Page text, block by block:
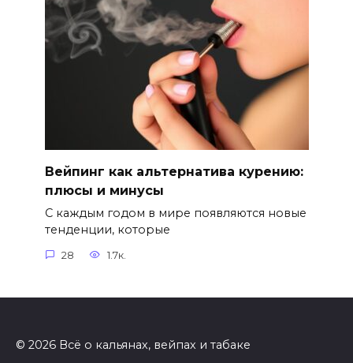
Вейпинг как альтернатива курению:
плюсы и минусы
С каждым годом в мире появляются новые
тенденции, которые
28 1.7к.
© 2026 Всё о кальянах, вейпах и табаке